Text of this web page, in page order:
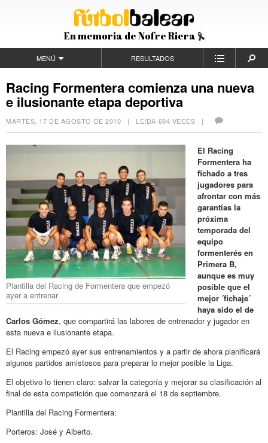
En memoria de Nofre Riera
MENÚ RESULTADOS
Racing Formentera comienza una nueva
e ilusionante etapa deportiva
MARTES, 17 DE AGOSTO DE 2010 | LEÍDA 694 VECES |
Plantilla del Racing de Formentera que empezó
ayer a entrenar
El Racing
Formentera ha
fichado a tres
jugadores para
afrontar con más
garantías la
próxima
temporada del
equipo
formenterés en
Primera B,
aunque es muy
posible que el
mejor ´fichaje´
haya sido el de
Carlos Gómez, que compartirá las labores de entrenador y jugador en
esta nueva e ilusionante etapa.
El Racing empezó ayer sus entrenamientos y a partir de ahora planificará
algunos partidos amistosos para preparar lo mejor posible la Liga.
El objetivo lo tienen claro: salvar la categoría y mejorar su clasificación al
final de esta competición que comenzará el 18 de septiembre.
Plantilla del Racing Formentera:
Porteros: José y Alberto.